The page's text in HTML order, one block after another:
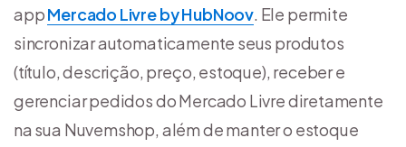
appMercado Livre by HubNoov. Ele permite
sincronizar automaticamente seus produtos
(título, descrição, preço, estoque), receber e
gerenciar pedidos do Mercado Livre diretamente
na sua Nuvemshop, além de manter o estoque